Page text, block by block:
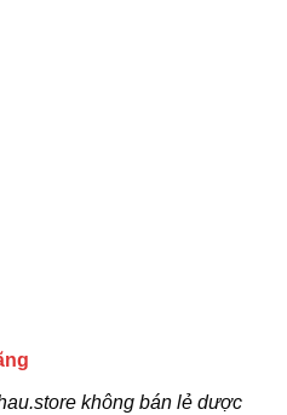
không bán lẻ dược